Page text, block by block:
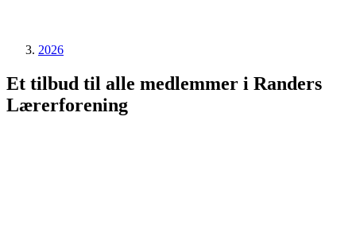
2026
Et tilbud til alle medlemmer i Randers
Lærerforening